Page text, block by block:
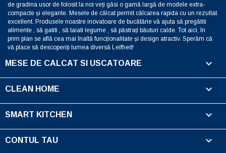
de gradina usor de folosit la noi veți găsi o gamă largă de modele extra-
compacte și elegante. Mesele de călcat permit călcarea rapida cu un rezultat
excellent. Produsele noastre inovatoare de bucătărie vă ajuta să pregătiti
alimente , să gatiti , să taiati legume , să păstrați băuturi calde. Tot aici, în
prim plan se află cea mai înaltă funcționalitate și design atractiv. Sperăm că
vă place să descoperiți lumea diversă Leifheit!
MESE DE CALCAT SI USCATOARE 
CLEAN HOME 
SMART KITCHEN 
CONTUL TAU 